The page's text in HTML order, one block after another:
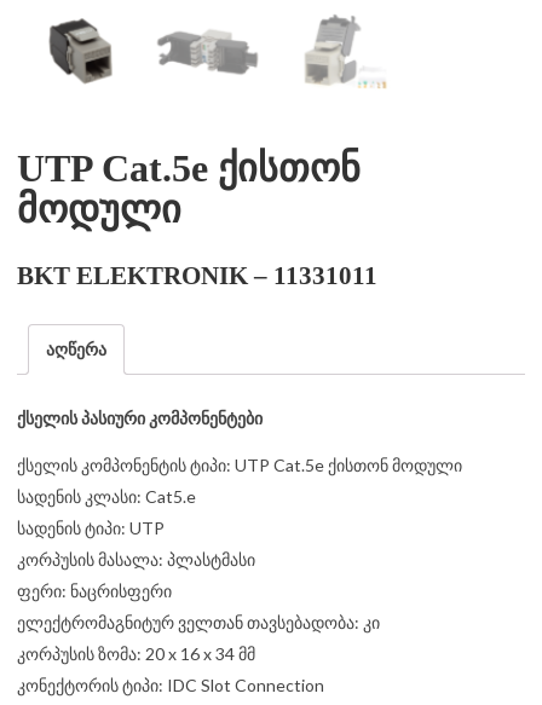
UTP Cat.5e ქისთონ
მოდული
BKT ELEKTRONIK – 11331011
აღწერა
ქსელის პასიური კომპონენტები
ქსელის კომპონენტის ტიპი: UTP Cat.5e ქისთონ მოდული
სადენის კლასი: Cat5.e
სადენის ტიპი: UTP
კორპუსის მასალა: პლასტმასი
ფერი: ნაცრისფერი
ელექტრომაგნიტურ ველთან თავსებადობა: კი
კორპუსის ზომა: 20 x 16 x 34 მმ
კონექტორის ტიპი: IDC Slot Connection